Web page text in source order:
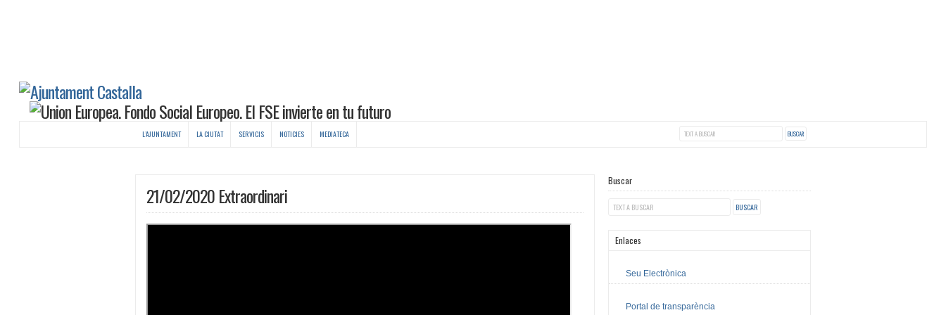
L’AJUNTAMENT LA CIUTAT SERVICIS NOTICIES MEDIATECA
21/02/2020 Extraordinari
Buscar
Enlaces
Seu Electrònica
Portal de transparència